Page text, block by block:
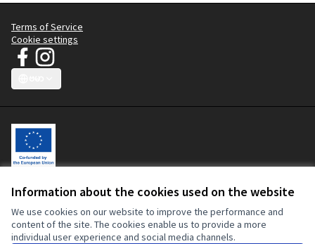
Information about the cookies used on the website
We use cookies on our website to improve the performance and
content of the site. The cookies enable us to provide a more
individual user experience and social media channels.
Terms of Service
Cookie settings
ဂျေတီ ကြော်ငြာ ချက် - အဝတ်အစား သန့်ရှင်း ရေး လှုပ်ရှား မှု at Facebook
(External link)
ဂျေတီ ကြော်ငြာ ချက် - အဝတ်အစား သန့်ရှင်း ရေး လှုပ်ရှား မှု at
(External link)
ဤ ပါဝင် သော အစီအစဉ် ကို ဥရောပ သမဂ္ဂ က ပူးတွဲ ရန်ပုံငွေ ထောက်ပံ့
သော အဝတ်အစား လှုပ်ရှား မှု ၏ တစ်ခုတည်း သော တာဝန် ဖြစ် ပြီး ဥ
ရောပ သမဂ္ဂ သို့မဟုတ် ဥရောပ ကော်မရှင် ၏ အမြင် များ ကို ထင်ဟပ်